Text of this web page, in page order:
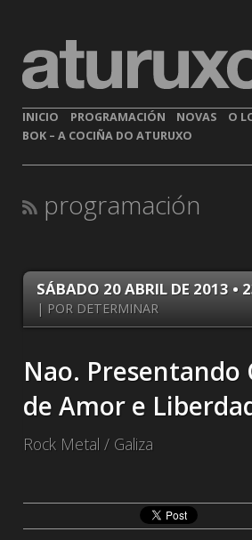
INICIO PROGRAMACIÓN NOVAS
O
BOK – A COCIÑA DO ATURUXO
programación
SÁBADO 20 ABRIL DE 2013 •
| POR DETERMINAR
Nao. Presentando
de Amor e
Rock Metal / Galiza